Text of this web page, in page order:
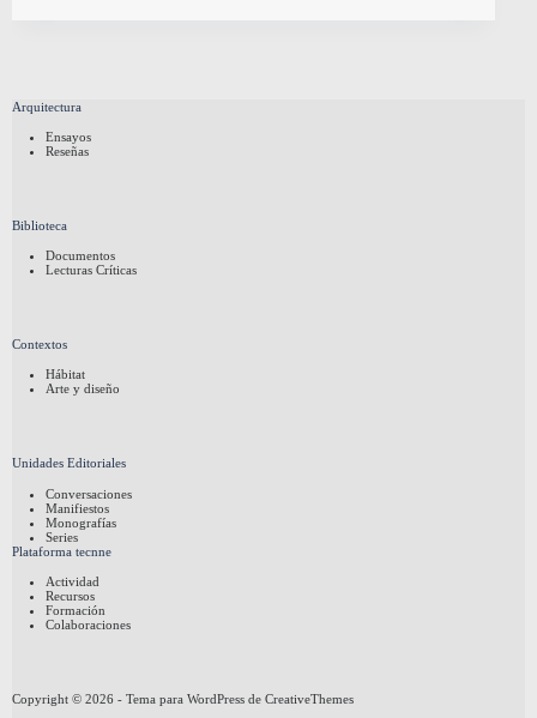
Arquitectura
Ensayos
Reseñas
Biblioteca
Documentos
Lecturas Críticas
Contextos
Hábitat
Arte y diseño
Unidades Editoriales
Conversaciones
Manifiestos
Monografías
Series
Plataforma tecnne
Actividad
Recursos
Formación
Colaboraciones
Copyright © 2026 - Tema para WordPress de CreativeThemes